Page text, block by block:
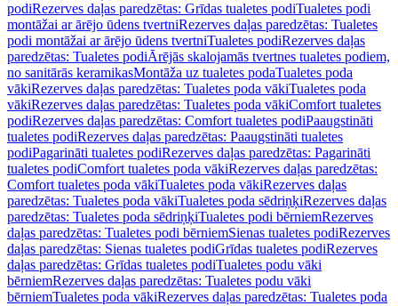
podiRezerves daļas paredzētas: Grīdas tualetes podiTualetes podi
montāžai ar ārējo ūdens tvertniRezerves daļas paredzētas: Tualetes
podi montāžai ar ārējo ūdens tvertniTualetes podiRezerves daļas
paredzētas: Tualetes podiĀrējās skalojamās tvertnes tualetes podiem,
no sanitārās keramikasMontāža uz tualetes podaTualetes poda
vākiRezerves daļas paredzētas: Tualetes poda vākiTualetes poda
vākiRezerves daļas paredzētas: Tualetes poda vākiComfort tualetes
podiRezerves daļas paredzētas: Comfort tualetes podiPaaugstināti
tualetes podiRezerves daļas paredzētas: Paaugstināti tualetes
podiPagarināti tualetes podiRezerves daļas paredzētas: Pagarināti
tualetes podiComfort tualetes poda vākiRezerves daļas paredzētas:
Comfort tualetes poda vākiTualetes poda vākiRezerves daļas
paredzētas: Tualetes poda vākiTualetes poda sēdriņķiRezerves daļas
paredzētas: Tualetes poda sēdriņķiTualetes podi bērniemRezerves
daļas paredzētas: Tualetes podi bērniemSienas tualetes podiRezerves
daļas paredzētas: Sienas tualetes podiGrīdas tualetes podiRezerves
daļas paredzētas: Grīdas tualetes podiTualetes podu vāki
bērniemRezerves daļas paredzētas: Tualetes podu vāki
bērniemTualetes poda vākiRezerves daļas paredzētas: Tualetes poda